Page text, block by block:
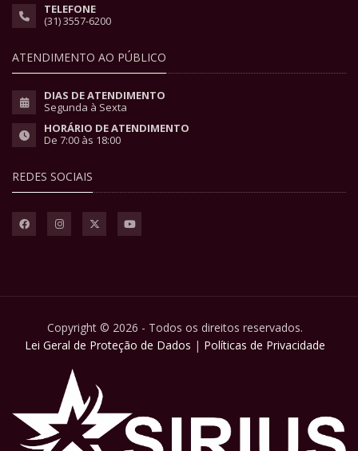
TELEFONE
(31) 3557-6200
ATENDIMENTO AO PÚBLICO
DIAS DE ATENDIMENTO
Segunda à Sexta
HORÁRIO DE ATENDIMENTO
De 7:00 às 18:00
REDES SOCIAIS
Copyright © 2026 - Todos os direitos reservados.
Lei Geral de Proteção de Dados | Políticas de Privacidade